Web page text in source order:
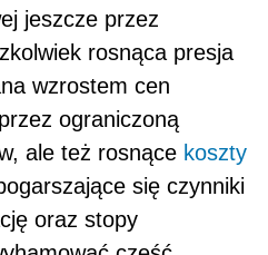
jeszcze przez
rosnąca presja
wzrostem cen
ograniczoną
ale też rosnące koszty
się czynniki
oraz stopy